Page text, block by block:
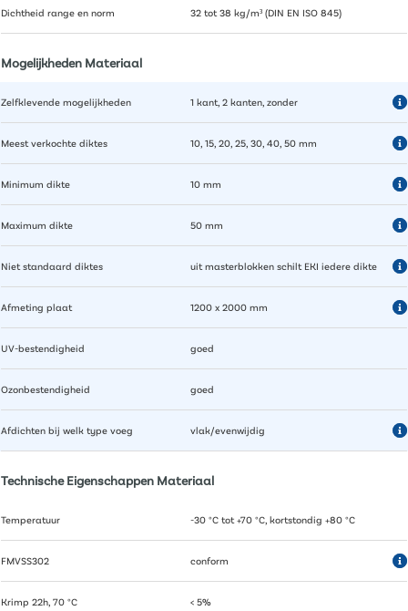
Dichtheid range en norm 32 tot 38 kg/m³ (DIN EN ISO 845)
Mogelijkheden Materiaal
Zelfklevende mogelijkheden 1 kant, 2 kanten, zonder
Meest verkochte diktes 10, 15, 20, 25, 30, 40, 50 mm
Minimum dikte 10 mm
Maximum dikte 50 mm
Niet standaard diktes uit masterblokken schilt EKI iedere dikte
Afmeting plaat 1200 x 2000 mm
UV-bestendigheid goed
Ozonbestendigheid goed
Afdichten bij welk type voeg vlak/evenwijdig
Technische Eigenschappen Materiaal
Temperatuur -30 °C tot +70 °C, kortstondig +80 °C
FMVSS302 conform
Krimp 22h, 70 °C < 5%